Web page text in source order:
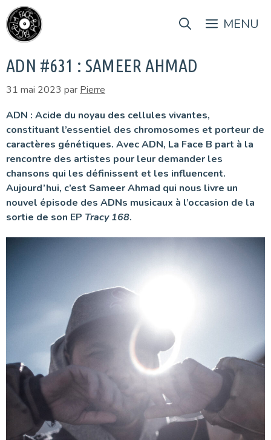
Aller
au
contenu
MENU
ADN #631 : SAMEER AHMAD
31 mai 2023 par Pierre
ADN : Acide du noyau des cellules vivantes,
constituant l’essentiel des chromosomes et porteur de
caractères génétiques. Avec ADN, La Face B part à la
rencontre des artistes pour leur demander les
chansons qui les définissent et les influencent.
Aujourd’hui, c’est Sameer Ahmad qui nous livre un
nouvel épisode des ADNs musicaux à l’occasion de la
sortie de son EP Tracy 168.